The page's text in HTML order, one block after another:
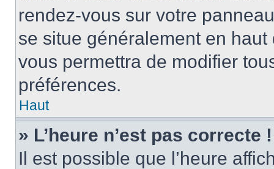
rendez-vous sur votre
se situe généralement en
vous permettra de modifier
préférences.
Haut
» L’heure n’est pas correcte !
Il est possible que l’heure